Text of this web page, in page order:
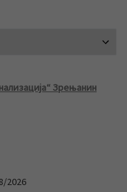
Зрењанин
2026